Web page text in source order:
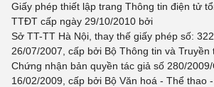
Giấy phép thiết lập trang Thông tin điện tử
TTĐT cấp ngày 29/10/2010 bởi
Sở TT-TT Hà Nội, thay thế giấy phép số:
26/07/2007, cấp bởi Bộ Thông tin và Truyền
Chứng nhận bản quyền tác giả số 280/
16/02/2009, cấp bởi Bộ Văn hoá - Thể thao